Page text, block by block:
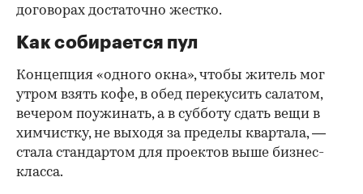
договорах достаточно жестко.
Как собирается пул
Концепция «одного окна», чтобы житель мог
утром взять кофе, в обед перекусить салатом,
вечером поужинать, а в субботу сдать вещи в
химчистку, не выходя за пределы квартала, —
стала стандартом для проектов выше бизнес-
класса.